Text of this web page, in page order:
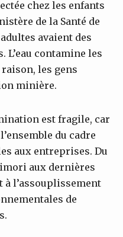
chez les enfants
de la Santé de
avaient des
L’eau contamine les
les gens
minière.
est fragile, car
du cadre
aux entreprises. Du
aux dernières
à l’assouplissement
de